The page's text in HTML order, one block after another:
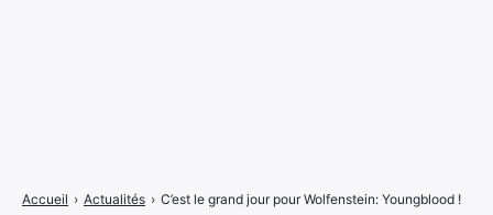
Accueil › Actualités › C’est le grand jour pour Wolfenstein: Youngblood !